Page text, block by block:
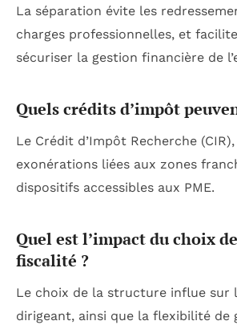
La séparation évite les
charges professionnelles, et
sécuriser la gestion financière de
Quels crédits d’impôt
Le Crédit d’Impôt Recherche
exonérations liées aux zones
dispositifs accessibles aux PME.
Quel est l’impact du choix
fiscalité ?
Le choix de la structure influe sur
dirigeant, ainsi que la flexibilité de